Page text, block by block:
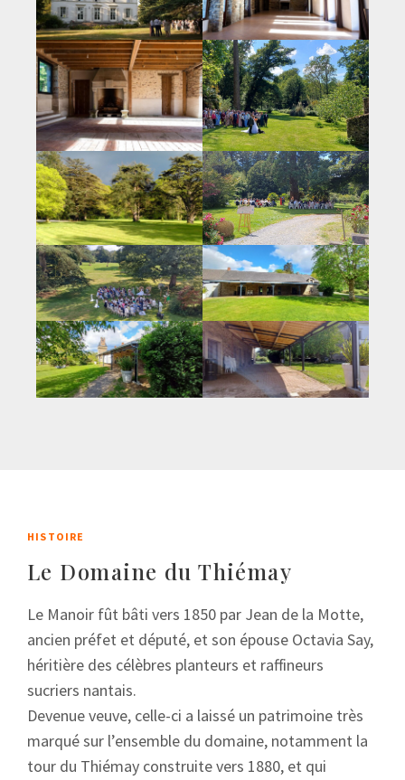
HISTOIRE
Le Domaine du Thiémay
Le Manoir fût bâti vers 1850 par Jean de la Motte,
ancien préfet et député, et son épouse Octavia Say,
héritière des célèbres planteurs et raffineurs
sucriers nantais.
Devenue veuve, celle-ci a laissé un patrimoine très
marqué sur l’ensemble du domaine, notamment la
tour du Thiémay construite vers 1880, et qui